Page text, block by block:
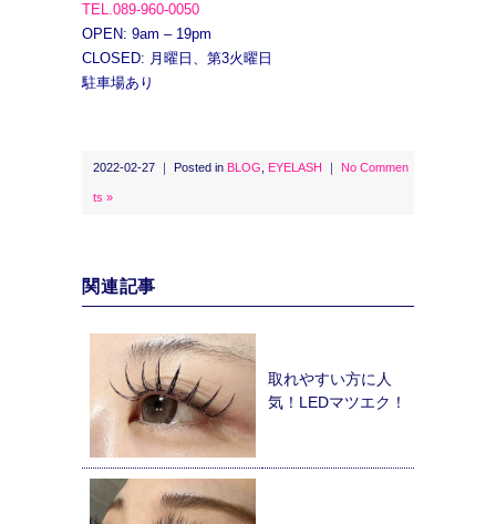
TEL.089-960-0050
OPEN: 9am – 19pm
CLOSED: 月曜日、第3火曜日
駐車場あり
2022-02-27 ｜ Posted in BLOG EYELASH ｜ No Commen
ts »
関連記事
取れやすい方に人
気！LEDマツエク！